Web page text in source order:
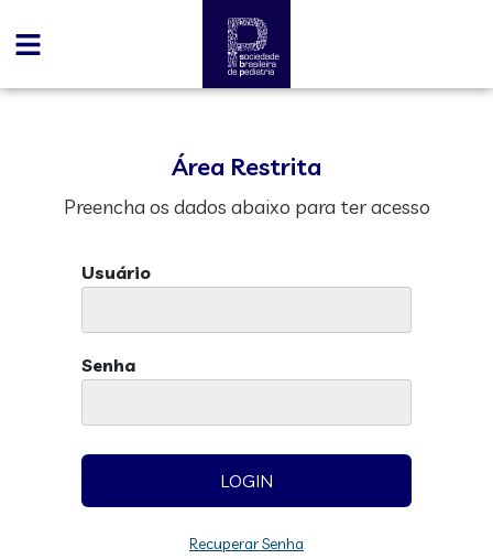
Área Restrita
Preencha os dados abaixo para ter acesso
Usuário
Senha
Recuperar Senha